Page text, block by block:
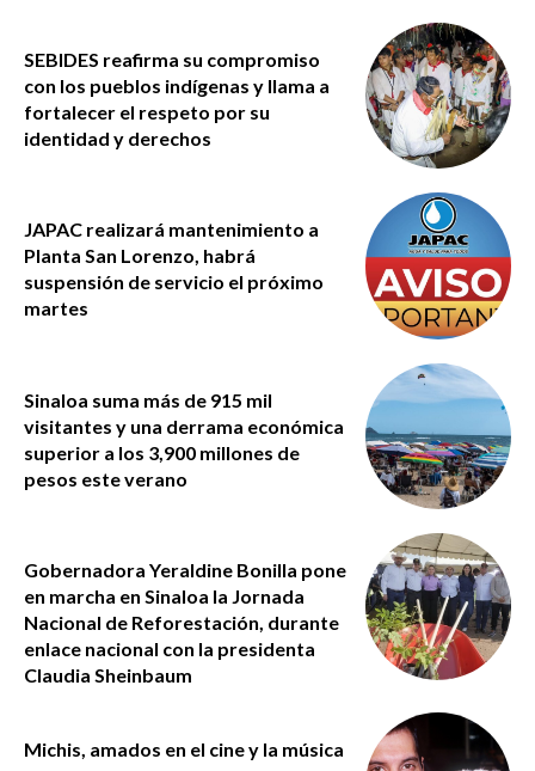
SEBIDES reafirma su compromiso
con los pueblos indígenas y llama a
fortalecer el respeto por su
identidad y derechos
JAPAC realizará mantenimiento a
Planta San Lorenzo, habrá
suspensión de servicio el próximo
martes
Sinaloa suma más de 915 mil
visitantes y una derrama económica
superior a los 3,900 millones de
pesos este verano
Gobernadora Yeraldine Bonilla pone
en marcha en Sinaloa la Jornada
Nacional de Reforestación, durante
enlace nacional con la presidenta
Claudia Sheinbaum
Michis, amados en el cine y la música